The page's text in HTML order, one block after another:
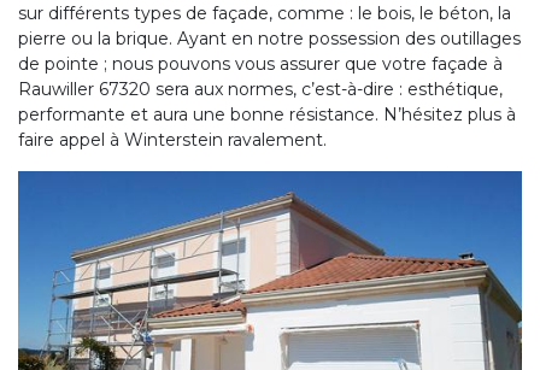
sur différents types de façade, comme : le bois, le béton, la
pierre ou la brique. Ayant en notre possession des outillages
de pointe ; nous pouvons vous assurer que votre façade à
Rauwiller 67320 sera aux normes, c’est-à-dire : esthétique,
performante et aura une bonne résistance. N’hésitez plus à
faire appel à Winterstein ravalement.